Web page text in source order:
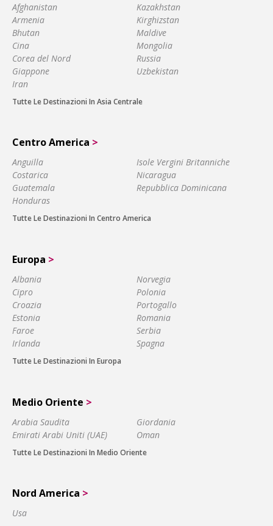
Afghanistan
Armenia
Bhutan
Cina
Corea del Nord
Giappone
Iran
Kazakhstan
Kirghizstan
Maldive
Mongolia
Russia
Uzbekistan
Tutte Le Destinazioni In Asia Centrale
Centro America >
Anguilla
Costarica
Guatemala
Honduras
Isole Vergini Britanniche
Nicaragua
Repubblica Dominicana
Tutte Le Destinazioni In Centro America
Europa >
Albania
Cipro
Croazia
Estonia
Faroe
Irlanda
Norvegia
Polonia
Portogallo
Romania
Serbia
Spagna
Tutte Le Destinazioni In Europa
Medio Oriente >
Arabia Saudita
Emirati Arabi Uniti (UAE)
Giordania
Oman
Tutte Le Destinazioni In Medio Oriente
Nord America >
Usa